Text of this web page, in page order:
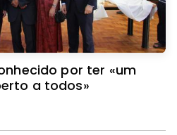
por ter «um
a todos»